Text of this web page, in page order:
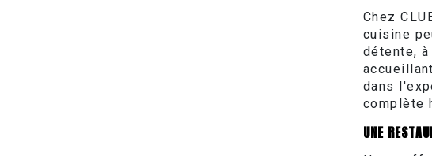
Chez
cuisine
détente,
dans
complète
UNE